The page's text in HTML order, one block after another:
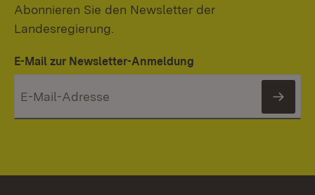
Abonnieren Sie den Newsletter der
Landesregierung.
E-Mail zur Newsletter-Anmeldung